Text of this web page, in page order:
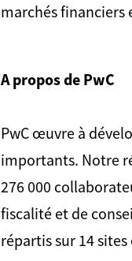
marchés financiers
A propos de PwC
PwC œuvre à
importants. Notre
276 000
fiscalité et de
répartis sur 14